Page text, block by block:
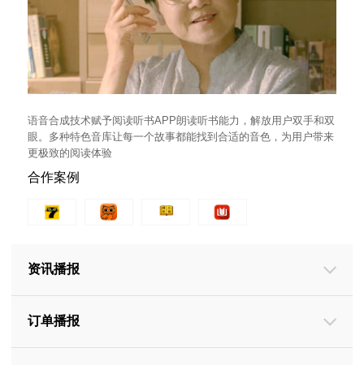
语音合成技术赋予阅读听书APP朗读听书能力，解放用户双手和双
眼。多种特色音库让每一个故事都能找到合适的音色，为用户带来
更极致的阅读体验
合作案例
资讯播报
订单播报